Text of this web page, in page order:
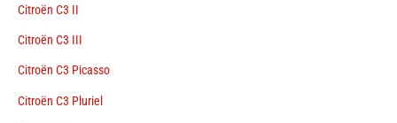
Citroën C3 II
Citroën C3 III
Citroën C3 Picasso
Citroën C3 Pluriel